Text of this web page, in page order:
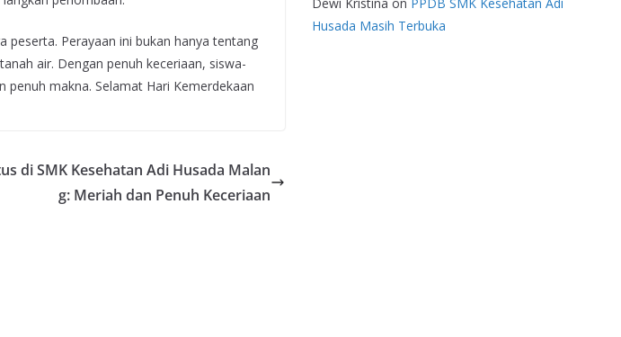
peserta. Perayaan ini bukan hanya tentang
air. Dengan penuh keceriaan, siswa-
penuh makna. Selamat Hari Kemerdekaan
di SMK Kesehatan Adi Husada Malan
g: Meriah dan Penuh Keceriaan
Husada Masih Terbuka